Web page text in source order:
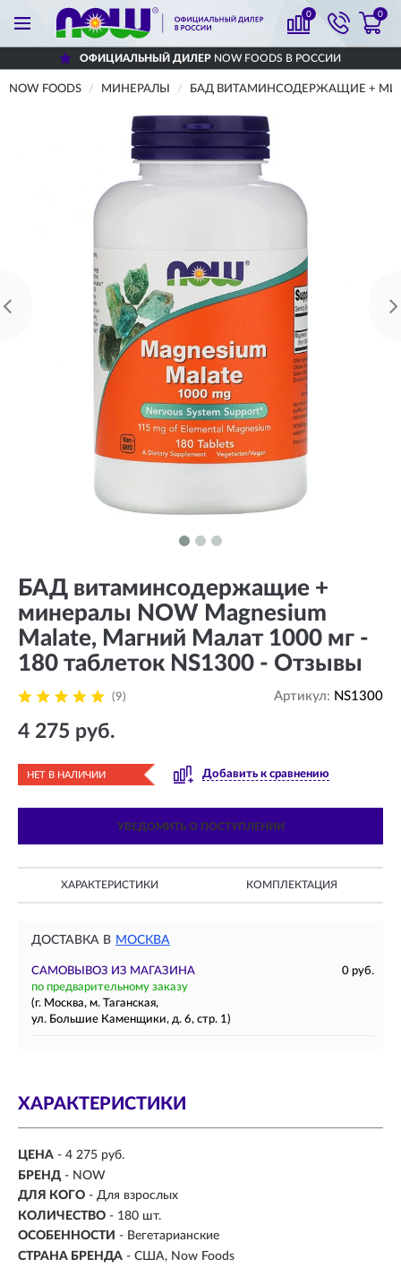
0 0
ОФИЦИАЛЬНЫЙ ДИЛЕРNOW FOODS В РОССИИ
NOW FOODS МИНЕРАЛЫ БАД ВИТАМИНСОДЕРЖАЩИЕ +
БАД витаминсодержащие +
минералы NOW Magnesium
Malate, Магний Малат 1000 мг -
180 таблеток NS1300 - Отзывы
(9) Артикул: NS1300
4 275 руб.
НЕТ В НАЛИЧИИ Добавить к сравнению
УВЕДОМИТЬ О ПОСТУПЛЕНИИ
ХАРАКТЕРИСТИКИ КОМПЛЕКТАЦИЯ
ДОСТАВКА В МОСКВА
САМОВЫВОЗ ИЗ МАГАЗИНА
0 руб.
по предварительному заказу
(г. Москва, м. Таганская,
ул. Большие Каменщики, д. 6, стр. 1)
ХАРАКТЕРИСТИКИ
ЦЕНА - 4 275 руб.
БРЕНД - NOW
ДЛЯ КОГО - Для взрослых
КОЛИЧЕСТВО - 180 шт.
ОСОБЕННОСТИ - Вегетарианские
СТРАНА БРЕНДА - США, Now Foods